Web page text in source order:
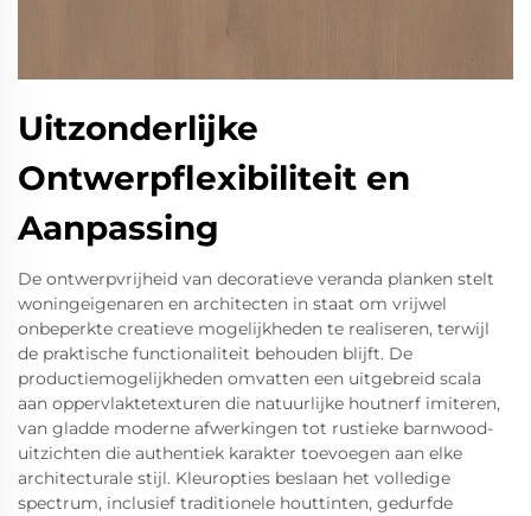
Uitzonderlijke
Ontwerpflexibiliteit en
Aanpassing
De ontwerpvrijheid van decoratieve veranda planken stelt
woningeigenaren en architecten in staat om vrijwel
onbeperkte creatieve mogelijkheden te realiseren, terwijl
de praktische functionaliteit behouden blijft. De
productiemogelijkheden omvatten een uitgebreid scala
aan oppervlaktetexturen die natuurlijke houtnerf imiteren,
van gladde moderne afwerkingen tot rustieke barnwood-
uitzichten die authentiek karakter toevoegen aan elke
architecturale stijl. Kleuropties beslaan het volledige
spectrum, inclusief traditionele houttinten, gedurfde